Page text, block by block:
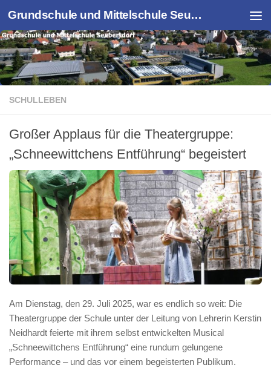
Zum Inhalt springen Grundschule und Mittelschule Seubersdorf
SCHULLEBEN
Großer Applaus für die Theatergruppe:
„Schneewittchens Entführung“ begeistert
Am Dienstag, den 29. Juli 2025, war es endlich so weit: Die
Theatergruppe der Schule unter der Leitung von Lehrerin Kerstin
Neidhardt feierte mit ihrem selbst entwickelten Musical
„Schneewittchens Entführung“ eine rundum gelungene
Performance – und das vor einem begeisterten Publikum.